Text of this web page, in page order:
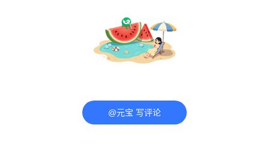
@元宝 写评论